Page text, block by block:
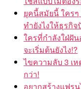
ยุคนี้สมัยนี้ ใครๆ
ทำยังไงให้ธุรกิ
ใครที่กำลังใฝ่ฝัน
จะเริ่มต้นยังไง!?
ไขความลับ 3 เ
กว่า!
อยากสร้างแฟร